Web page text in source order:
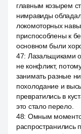
главным козырем
нимравиды
локомоторных
приспособлены к
основном были
47: Лазальщиками
не конфликт,
занимать разные
похолодание и
превратились в
это стало перело.
48: Омным
распространились